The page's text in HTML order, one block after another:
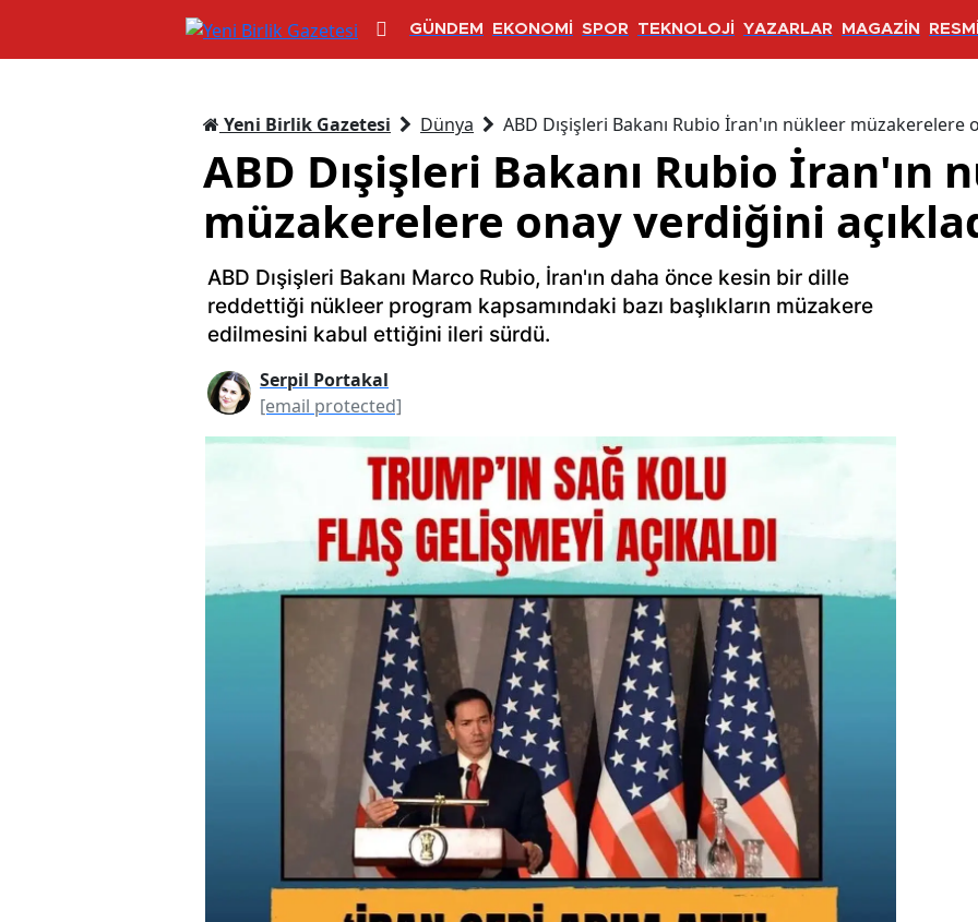
GÜNDEM EKONOMİ SPOR TEKNOLOJİ YAZARLAR MAGAZİN
Yeni Birlik Gazetesi Dünya ABD Dışişleri Bakanı Rubio İran'ın nükleer müzakerelere
ABD Dışişleri Bakanı Rubio İran'ın
müzakerelere onay verdiğini
ABD Dışişleri Bakanı Marco Rubio, İran'ın daha önce kesin bir dille
reddettiği nükleer program kapsamındaki bazı başlıkların müzakere
edilmesini kabul ettiğini ileri sürdü.
Serpil Portakal
[email protected]